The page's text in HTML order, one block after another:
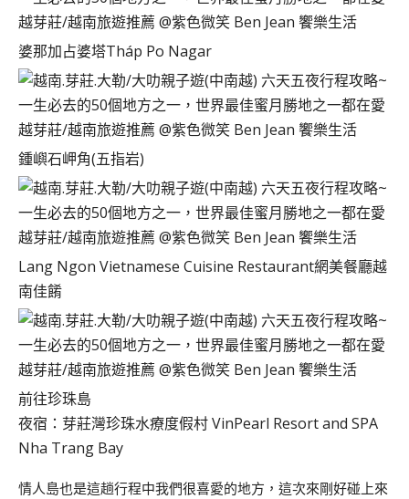
婆那加占婆塔Tháp Po Nagar
鍾嶼石岬角(五指岩)
Lang Ngon Vietnamese Cuisine Restaurant網美餐廳越
南佳餚
前往珍珠島
夜宿：芽莊灣珍珠水療度假村 VinPearl Resort and SPA
Nha Trang Bay
情人島也是這趟行程中我們很喜愛的地方，這次來剛好碰上來